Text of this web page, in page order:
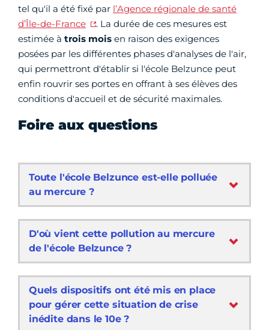
tel qu'il a été fixé par l’Agence régionale de santé
d’Île-de-France
. La durée de ces mesures est
estimée à trois mois en raison des exigences
posées par les différentes phases d'analyses de l'air,
qui permettront d'établir si l'école Belzunce peut
enfin rouvrir ses portes en offrant à ses élèves des
conditions d'accueil et de sécurité maximales.
Foire aux questions
Toute l'école Belzunce est-elle polluée
au mercure ?
D'où vient cette pollution au mercure
de l'école Belzunce ?
Quels dispositifs ont été mis en place
pour gérer cette situation de crise
inédite dans le 10e ?